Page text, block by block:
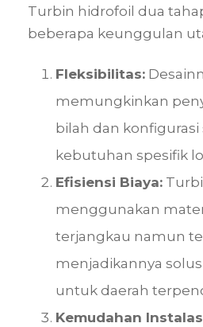
Turbin hidrofoil dua
beberapa keunggulan
Fleksibilitas:
memungkinkan
bilah dan konfigurasi
kebutuhan spesifik
Efisiensi Biaya:
menggunakan
terjangkau namun
menjadikannya
untuk daerah
Kemudahan